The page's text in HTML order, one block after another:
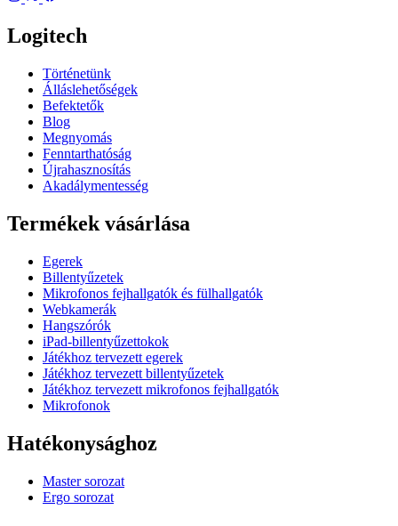
Logitech
Történetünk
Álláslehetőségek
Befektetők
Blog
Megnyomás
Fenntarthatóság
Újrahasznosítás
Akadálymentesség
Termékek vásárlása
Egerek
Billentyűzetek
Mikrofonos fejhallgatók és fülhallgatók
Webkamerák
Hangszórók
iPad-billentyűzettokok
Játékhoz tervezett egerek
Játékhoz tervezett billentyűzetek
Játékhoz tervezett mikrofonos fejhallgatók
Mikrofonok
Hatékonysághoz
Master sorozat
Ergo sorozat